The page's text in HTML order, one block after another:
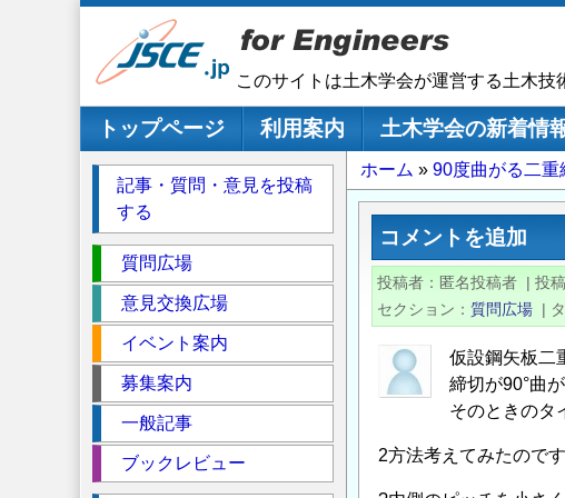
このサイトは土木学会が運営する土木技
メインナビゲーション
トップページ 利用案内 土木学会の新着情
パ
ン
ず
ホーム 90度曲がる二重
コメントを追加
投稿者 匿名投稿者 | 投
セクション
質問広場 |
仮設鋼矢板二
締切が90°曲
そのときのタ
2方法考えてみたので
記事・質問・意見を投稿
する
ク
シ
質問広場
意見交換広場
イベント案内
募集案内
一般記事
ブックレビュー